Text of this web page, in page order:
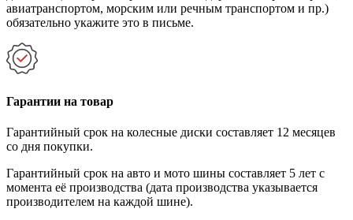
авиатранспортом, морским или речным транспортом и пр.)
обязательно укажите это в письме.
Гарантии на товар
Гарантийный срок на колесные диски составляет 12 месяцев
со дня покупки.
Гарантийный срок на авто и мото шины составляет 5 лет с
момента её производства (дата производства указывается
производителем на каждой шине).